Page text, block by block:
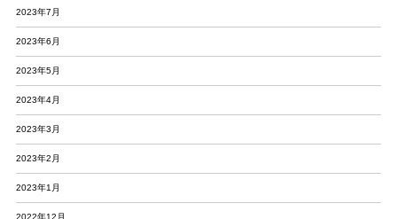
2023年7月
2023年6月
2023年5月
2023年4月
2023年3月
2023年2月
2023年1月
2022年12月